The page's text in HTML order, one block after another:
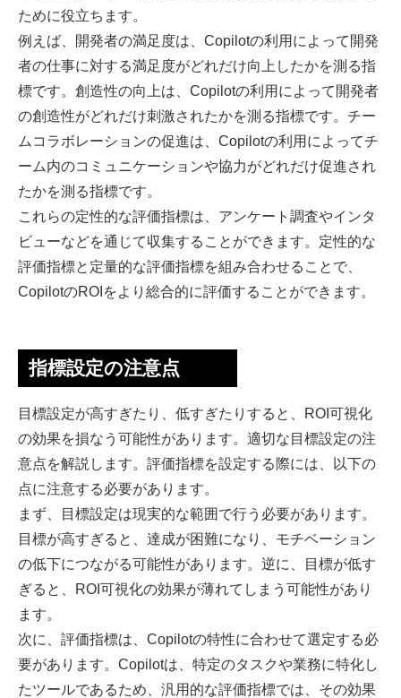
ために役立ちます。
例えば、開発者の満足度は、Copilotの利用によって開発
者の仕事に対する満足度がどれだけ向上したかを測る指
標です。創造性の向上は、Copilotの利用によって開発者
の創造性がどれだけ刺激されたかを測る指標です。チー
ムコラボレーションの促進は、Copilotの利用によってチ
ーム内のコミュニケーションや協力がどれだけ促進され
たかを測る指標です。
これらの定性的な評価指標は、アンケート調査やインタ
ビューなどを通じて収集することができます。定性的な
評価指標と定量的な評価指標を組み合わせることで、
CopilotのROIをより総合的に評価することができます。
指標設定の注意点
目標設定が高すぎたり、低すぎたりすると、ROI可視化
の効果を損なう可能性があります。適切な目標設定の注
意点を解説します。評価指標を設定する際には、以下の
点に注意する必要があります。
まず、目標設定は現実的な範囲で行う必要があります。
目標が高すぎると、達成が困難になり、モチベーション
の低下につながる可能性があります。逆に、目標が低す
ぎると、ROI可視化の効果が薄れてしまう可能性があり
ます。
次に、評価指標は、Copilotの特性に合わせて選定する必
要があります。Copilotは、特定のタスクや業務に特化し
たツールであるため、汎用的な評価指標では、その効果